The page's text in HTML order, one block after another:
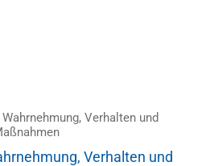
Verhalten und